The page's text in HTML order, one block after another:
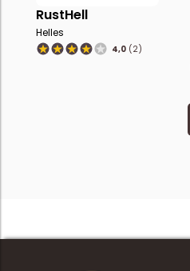
RustHell
Helles
4,0 (2)